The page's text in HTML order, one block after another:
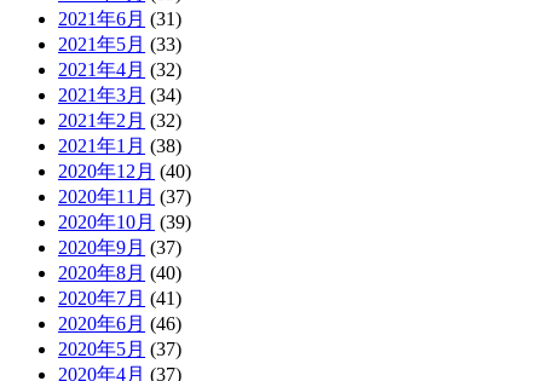
2021年6月 (31)
2021年5月 (33)
2021年4月 (32)
2021年3月 (34)
2021年2月 (32)
2021年1月 (38)
2020年12月 (40)
2020年11月 (37)
2020年10月 (39)
2020年9月 (37)
2020年8月 (40)
2020年7月 (41)
2020年6月 (46)
2020年5月 (37)
2020年4月 (37)